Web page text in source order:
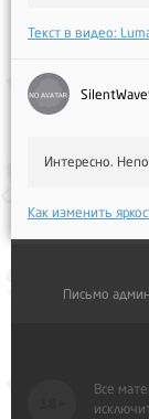
Текст в видео:
Интересно.
Как изменить
Письмо
Все